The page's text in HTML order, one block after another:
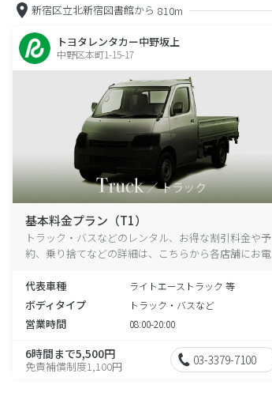
新宿区立北新宿図書館から 810m
トヨタレンタカー中野坂上
中野区本町1-15-17
基本料金プラン（T1）
トラック・バスなどのレンタル、お得な割引料金や予
約、乗り捨てなどの詳細は、こちらから各店舗にお電
代表車種
ライトエーストラック 等
ボディタイプ トラック・バスなど
営業時間 08:00-20:00
6時間まで5,500円
免責補償制度1,100円 03-3379-7100